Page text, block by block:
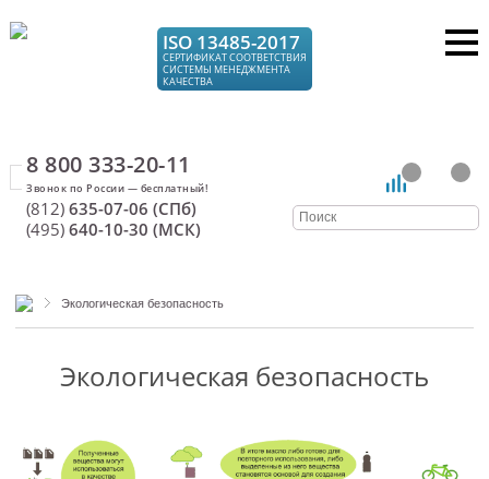
ISO 13485-2017
СЕРТИФИКАТ СООТВЕТСТВИЯ
СИСТЕМЫ МЕНЕДЖМЕНТА
КАЧЕСТВА
8 800 333-20-11
(812) 635-07-06 (СПб)
(495) 640-10-30 (МСК)
Экологическая безопасность
Экологическая безопасность